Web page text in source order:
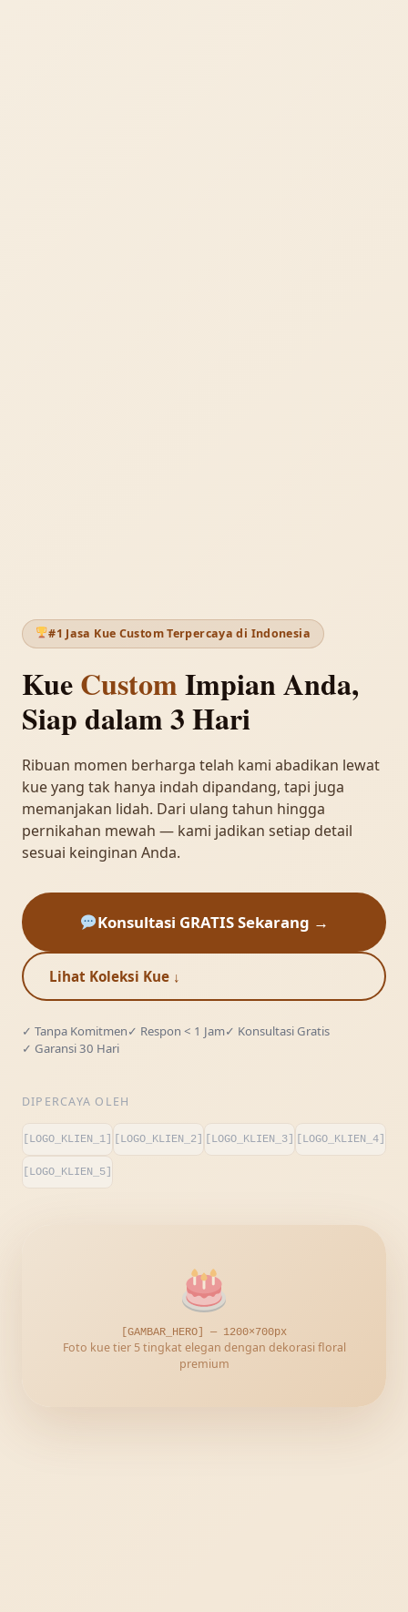
#1 Jasa Kue Custom Terpercaya di Indonesia
KueCustomImpian Anda,
Siap dalam 3 Hari
Ribuan momen berharga telah kami abadikan lewat
kue yang tak hanya indah dipandang, tapi juga
memanjakan lidah. Dari ulang tahun hingga
pernikahan mewah — kami jadikan setiap detail
sesuai keinginan Anda.
Konsultasi GRATIS Sekarang →
Lihat Koleksi Kue ↓
✓ Tanpa Komitmen✓ Respon < 1 Jam✓ Konsultasi Gratis
✓ Garansi 30 Hari
DIPERCAYA OLEH
[LOGO_KLIEN_1] [LOGO_KLIEN_2] [LOGO_KLIEN_3] [LOGO_KLIEN_4]
[LOGO_KLIEN_5]
[GAMBAR_HERO] — 1200×700px
Foto kue tier 5 tingkat elegan dengan dekorasi floral
premium